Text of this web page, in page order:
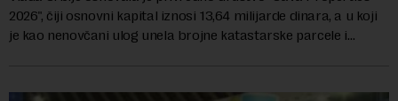
2026", čiji osnovni kapital iznosi 13,64 milijarde dinara, a u koji
je kao nenovčani ulog unela brojne katastarske parcele i